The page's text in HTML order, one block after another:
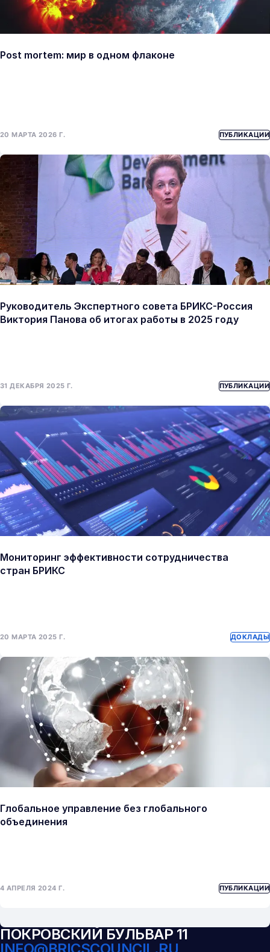
Post mortem: мир в одном флаконе
20 МАРТА 2026 Г. ПУБЛИКАЦИИ
Руководитель Экспертного совета БРИКС-Россия
Виктория Панова об итогах работы в 2025 году
31 ДЕКАБРЯ 2025 Г. ПУБЛИКАЦИИ
Мониторинг эффективности сотрудничества
стран БРИКС
20 МАРТА 2025 Г. ДОКЛАДЫ
Глобальное управление без глобального
объединения
4 АПРЕЛЯ 2024 Г. ПУБЛИКАЦИИ
ПОКРОВСКИЙ БУЛЬВАР 11